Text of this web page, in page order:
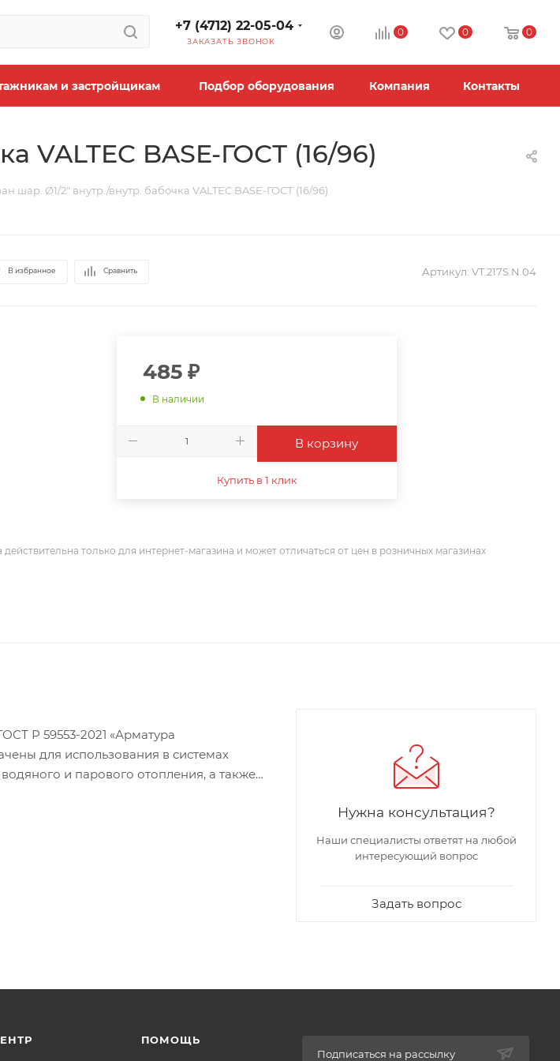
+7 (4712) 22-05-04
ЗАКАЗАТЬ ЗВОНОК
0 0 0
и застройщикам Подбор оборудования Компания Контакты
VALTEC BASE-ГОСТ (16/96)
шар. Ø1/2" внутр./внутр. бабочка VALTEC BASE-ГОСТ (16/96)
В избранное Сравнить Артикул: VT.217S.N.04
485 ₽
В наличии
В корзину
Купить в 1 клик
действительна только для интернет-магазина и может отличаться от цен в розничных магазинах
Р 59553-2021 «Арматура
для использования в системах
и парового отопления, а также
нагрузок от трубопроводов (изгиб,
Нужна консультация?
Наши специалисты ответят на любой
интересующий вопрос
Задать вопрос
ПОМОЩЬ
Подписаться на рассылку